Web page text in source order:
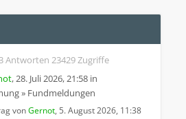
3 Antworten 23429 Zugriffe
,28. Juli 2026, 21:58 in
» Fundmeldungen
vonGernot, 5. August 2026, 11:38